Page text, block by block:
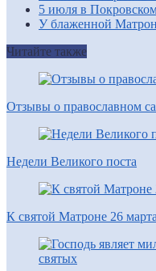
5 июля в
У блаженной
Читайте также
Отзывы о православном
Недели Великого поста
К святой Матроне 26 марта